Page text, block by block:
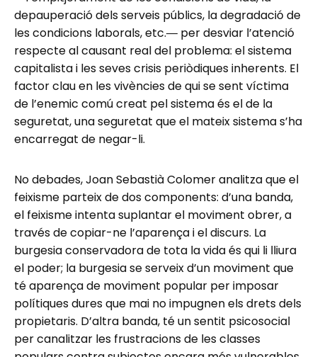
depauperació dels serveis públics, la degradació de
les condicions laborals, etc.― per desviar l’atenció
respecte al causant real del problema: el sistema
capitalista i les seves crisis periòdiques inherents. El
factor clau en les vivències de qui se sent víctima
de l’enemic comú creat pel sistema és el de la
seguretat, una seguretat que el mateix sistema s’ha
encarregat de negar-li.
No debades, Joan Sebastià Colomer analitza que el
feixisme parteix de dos components: d’una banda,
el feixisme intenta suplantar el moviment obrer, a
través de copiar-ne l’aparença i el discurs. La
burgesia conservadora de tota la vida és qui li lliura
el poder; la burgesia se serveix d’un moviment que
té aparença de moviment popular per imposar
polítiques dures que mai no impugnen els drets dels
propietaris. D’altra banda, té un sentit psicosocial
per canalitzar les frustracions de les classes